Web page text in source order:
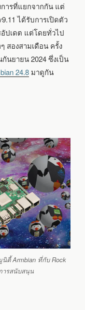
การที่แยกจากกัน แต่
ได้รับการเปิดตัว
ปเดต แต่โดยทั่วไป
สองสามเดือน ครั้ง
นยายน 2024 ซึ่งเป็น
24.8 มาดูกัน
ตี้ Armbian ที่กับ Rock
ารสนับสนุน